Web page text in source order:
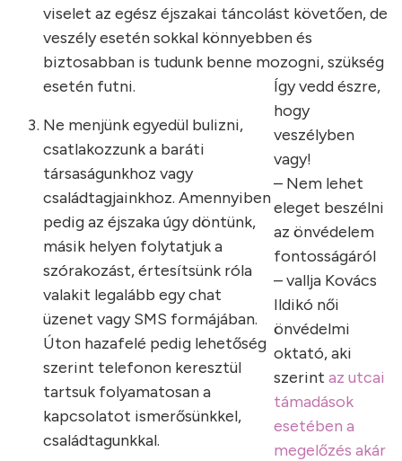
viselet az egész éjszakai táncolást követően, de
veszély esetén sokkal könnyebben és
biztosabban is tudunk benne mozogni, szükség
esetén futni.
Így vedd észre,
hogy
veszélyben
vagy!
– Nem lehet
eleget beszélni
az önvédelem
fontosságáról
– vallja Kovács
Ildikó női
önvédelmi
oktató, aki
szerint az utcai
támadások
esetében a
megelőzés akár
Ne menjünk egyedül bulizni,
csatlakozzunk a baráti
társaságunkhoz vagy
családtagjainkhoz. Amennyiben
pedig az éjszaka úgy döntünk,
másik helyen folytatjuk a
szórakozást, értesítsünk róla
valakit legalább egy chat
üzenet vagy SMS formájában.
Úton hazafelé pedig lehetőség
szerint telefonon keresztül
tartsuk folyamatosan a
kapcsolatot ismerősünkkel,
családtagunkkal.